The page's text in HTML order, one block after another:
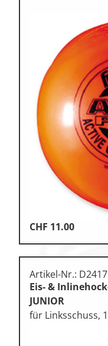
CHF 11.00
Artikel-Nr.: D2417
Eis- &
JUNIOR
für Linksschuss,